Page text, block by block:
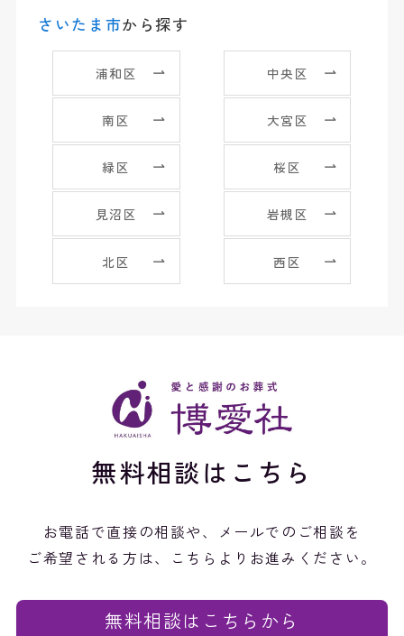
さいたま市から探す
浦和区 中央区
南区 大宮区
緑区 桜区
見沼区 岩槻区
北区 西区
無料相談はこちら
お電話で直接の相談や、メールでのご相談を
ご希望される方は、こちらよりお進みください。
無料相談はこちらから